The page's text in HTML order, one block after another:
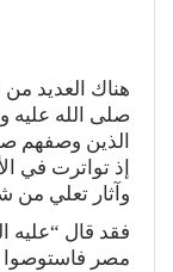
هناك العديد من
صلى الله عليه
الذين وصفهم
إذ تواترت في
وآثار تعلي من
فقد قال “عليه
مصر فاستوصوا